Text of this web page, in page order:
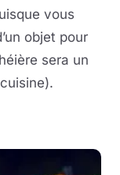
vous
objet pour
sera un